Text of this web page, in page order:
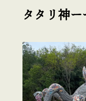
タタリ神ー